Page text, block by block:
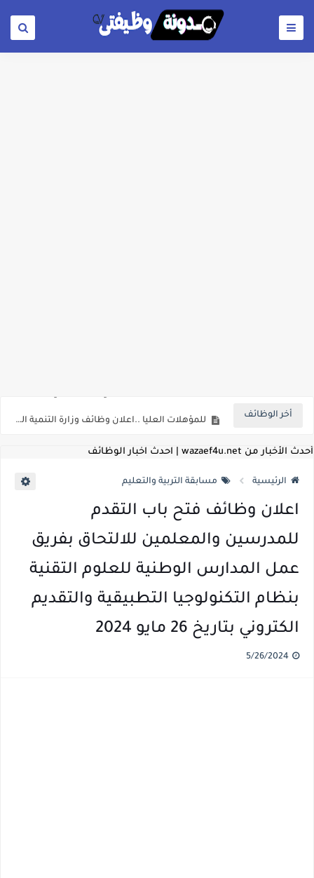
أخر الوظائف للمؤهلات العليا ..اعلان وظائف وزارة التنمية المحلية " اخصائي تخطيط - مهندس - اخصائي حاسبات - باحث قانوني " والتقديم الكتروني بتاريخ 15-7-2026
أحدث الأخبار من wazaef4u.net | احدث اخبار الوظائف
الرئيسية مسابقة التربية والتعليم
اعلان وظائف فتح باب التقدم
للمدرسين والمعلمين للالتحاق بفريق
عمل المدارس الوطنية للعلوم التقنية
بنظام التكنولوجيا التطبيقية والتقديم
الكتروني بتاريخ 26 مايو 2024